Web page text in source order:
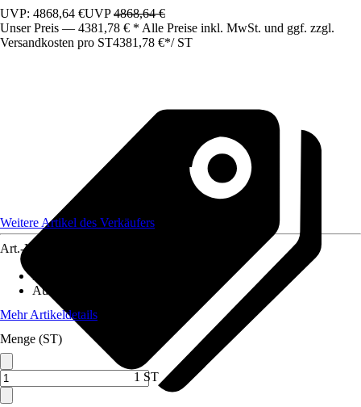
UVP: 4868,64 €UVP4868,64 €
Unser Preis — 4381,78 € * Alle Preise inkl. MwSt. und ggf. zzgl.
Versandkosten pro ST4381,78 €*/ ST
Weitere Artikel des Verkäufers
Art.-Nr.
Material
Ausführung
Mehr Artikeldetails
Menge (ST)
1 ST